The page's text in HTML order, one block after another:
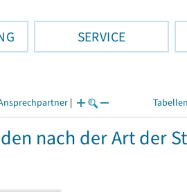
SERVICE
|
nach der Art der